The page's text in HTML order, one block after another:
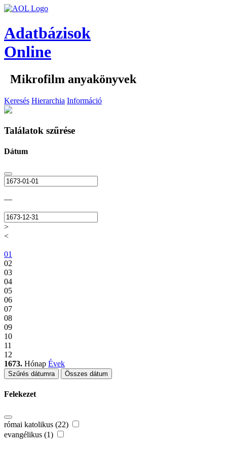
Adatbázisok
Online
Mikrofilm anyakönyvek
Keresés Hierarchia Információ
Találatok szűrése
Dátum
—
>
<
01
02
03
04
05
06
07
08
09
10
11
12
1673. Hónap Évek
Szűrés dátumra Összes dátum
Felekezet
római katolikus (22)
evangélikus (1)